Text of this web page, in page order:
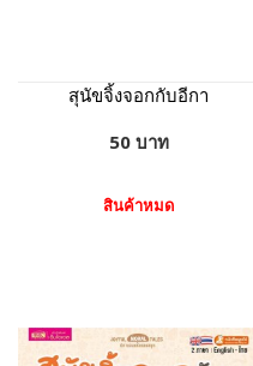
สุนัขจิ้งจอกกับอีกา
50 บาท
สินค้าหมด